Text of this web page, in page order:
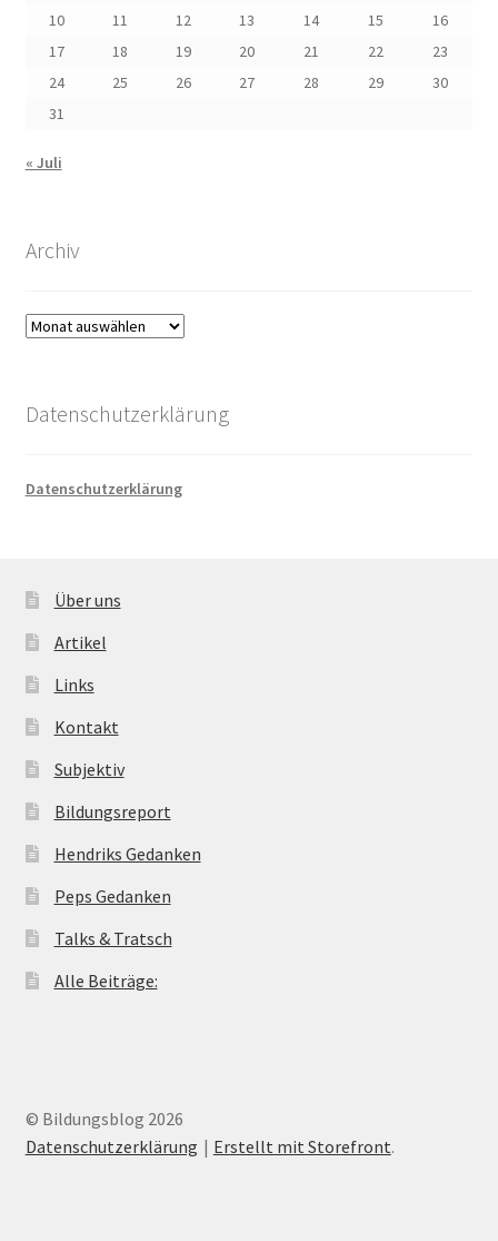
10
11 12 13 14 15
16
17
18 19 20 21 22
23
24
25 26 27 28 29
30
31
« Juli
Archiv
Archiv
Datenschutzerklärung
Datenschutzerklärung
Über uns
Artikel
Links
Kontakt
Subjektiv
Bildungsreport
Hendriks Gedanken
Peps Gedanken
Talks & Tratsch
Alle Beiträge:
© Bildungsblog 2026
Datenschutzerklärung
Erstellt mit Storefront.